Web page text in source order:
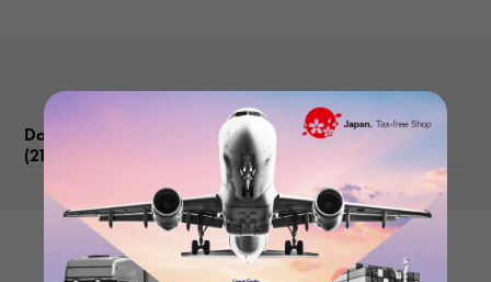
Datejust'sProduct reviews
(21
ROLEX